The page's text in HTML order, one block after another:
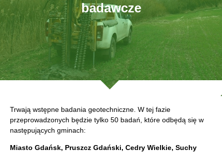
badawcze
Trwają wstępne badania geotechniczne. W tej fazie
przeprowadzonych będzie tylko 50 badań, które odbędą się w
następujących gminach:
Miasto Gdańsk, Pruszcz Gdański, Cedry Wielkie, Suchy